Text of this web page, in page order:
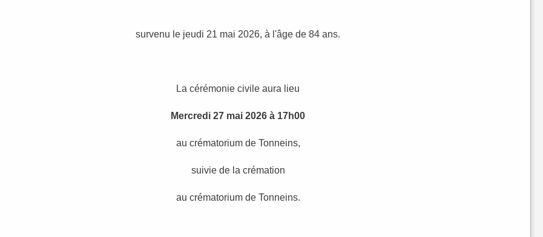
survenu le jeudi 21 mai 2026, à l'âge de 84 ans.
La cérémonie civile aura lieu
Mercredi 27 mai 2026 à 17h00
au crématorium de Tonneins,
suivie de la crémation
au crématorium de Tonneins.